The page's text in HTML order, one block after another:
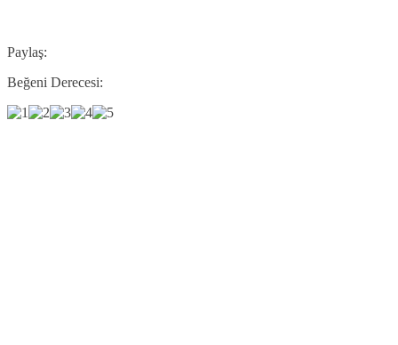
Paylaş:
Beğeni Derecesi: